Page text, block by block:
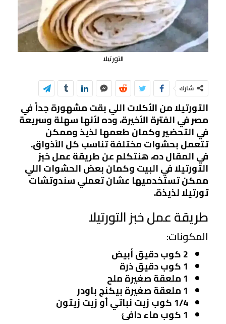
التورتيلا
شارك
التورتيلا من الأكلات اللي بقت مشهورة جداً في
مصر في الفترة الأخيرة، وده لأنها سهلة وسريعة
في التحضير وكمان طعمها لذيذ وممكن
تتعمل بحشوات مختلفة تناسب كل الأذواق.
في المقال ده، هنتكلم عن طريقة عمل خبز
التورتيلا في البيت وكمان بعض الحشوات اللي
ممكن تستخدميها عشان تعملي سندوتشات
تورتيلا لذيذة.
طريقة عمل خبز التورتيلا
المكونات:
2 كوب دقيق أبيض
1 كوب دقيق ذرة
1 ملعقة صغيرة ملح
1 ملعقة صغيرة بيكنج باودر
1/4 كوب زيت نباتي أو زيت زيتون
1 كوب ماء دافئ